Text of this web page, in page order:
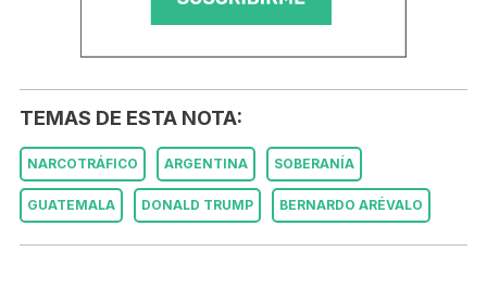
TEMAS DE ESTA NOTA:
NARCOTRÁFICO ARGENTINA SOBERANÍA
GUATEMALA DONALD TRUMP BERNARDO ARÉVALO